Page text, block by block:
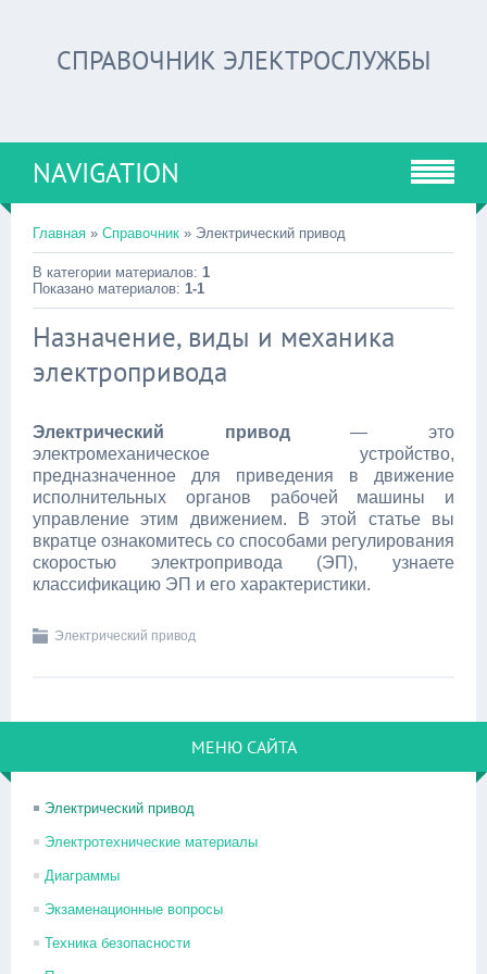
СПРАВОЧНИК ЭЛЕКТРОСЛУЖБЫ
NAVIGATION
Главная » Справочник » Электрический привод
В категории материалов: 1
Показано материалов: 1-1
Назначение, виды и механика
электропривода
Электрический привод— это
электромеханическое устройство,
предназначенное для приведения в движение
исполнительных органов рабочей машины и
управление этим движением. В этой статье вы
вкратце ознакомитесь со способами регулирования
скоростью электропривода (ЭП), узнаете
классификацию ЭП и его характеристики.
Электрический привод
МЕНЮ САЙТА
Электрический привод
Электротехнические материалы
Диаграммы
Экзаменационные вопросы
Техника безопасности